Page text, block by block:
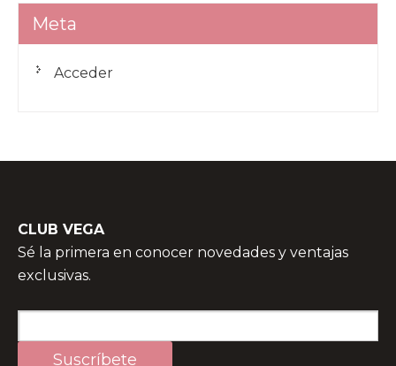
Meta
Acceder
CLUB VEGA
Sé la primera en conocer novedades y ventajas
exclusivas.